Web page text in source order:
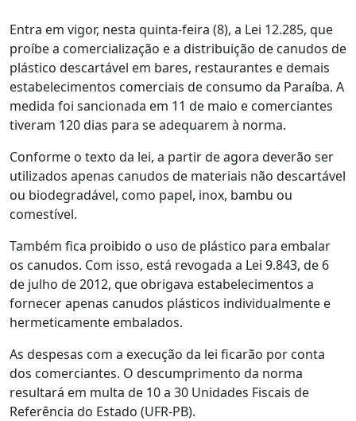
Entra em vigor, nesta quinta-feira (8), a Lei 12.285, que
proíbe a comercialização e a distribuição de canudos de
plástico descartável em bares, restaurantes e demais
estabelecimentos comerciais de consumo da Paraíba. A
medida foi sancionada em 11 de maio e comerciantes
tiveram 120 dias para se adequarem à norma.
Conforme o texto da lei, a partir de agora deverão ser
utilizados apenas canudos de materiais não descartável
ou biodegradável, como papel, inox, bambu ou
comestível.
Também fica proibido o uso de plástico para embalar
os canudos. Com isso, está revogada a Lei 9.843, de 6
de julho de 2012, que obrigava estabelecimentos a
fornecer apenas canudos plásticos individualmente e
hermeticamente embalados.
As despesas com a execução da lei ficarão por conta
dos comerciantes. O descumprimento da norma
resultará em multa de 10 a 30 Unidades Fiscais de
Referência do Estado (UFR-PB).